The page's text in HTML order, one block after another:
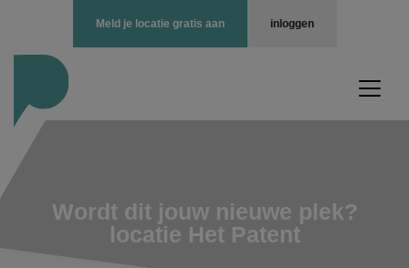
inloggen
Meld je locatie gratis aan
Wordt dit jouw nieuwe plek?
locatie Het Patent